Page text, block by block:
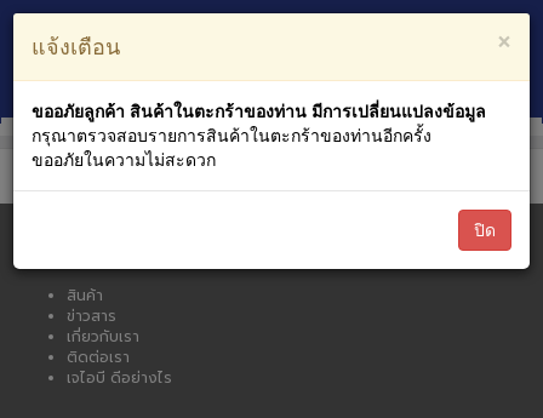
หมวดหมู่สินค้า
×
แจ้งเตือน
ขออภัยลูกค้า สินค้าในตะกร้าของท่าน มีการเปลี่ยนแปลงข้อมูล
กรุณาตรวจสอบรายการสินค้าในตะกร้าของท่านอีกครั้ง
ขออภัยในความไม่สะดวก
ปิด
สินค้า
ข่าวสาร
เกี่ยวกับเรา
ติดต่อเรา
เจไอบี ดีอย่างไร